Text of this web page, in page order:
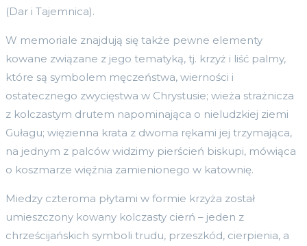
(Dar i Tajemnica).
W memoriale znajdują się także pewne elementy
kowane związane z jego tematyką, tj. krzyż i liść palmy,
które są symbolem męczeństwa, wierności i
ostatecznego zwycięstwa w Chrystusie; wieża strażnicza
z kolczastym drutem napominająca o nieludzkiej ziemi
Gułagu; więzienna krata z dwoma rękami jej trzymająca,
na jednym z palców widzimy pierścień biskupi, mówiąca
o koszmarze więźnia zamienionego w katownię.
Miedzy czteroma płytami w formie krzyża został
umieszczony kowany kolczasty cierń – jeden z
chrześcijańskich symboli trudu, przeszkód, cierpienia, a